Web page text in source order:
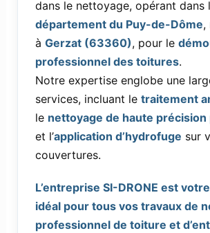
dans le nettoyage, opérant dans
département du Puy-de-Dôme,
à Gerzat (63360), pour le
professionnel des toitures.
Notre expertise englobe une
services, incluant le traitement
le nettoyage de haute précision
et l’application d’hydrofuge sur
couvertures.
L’entreprise SI-DRONE est
idéal pour tous vos travaux de
professionnel de toiture et